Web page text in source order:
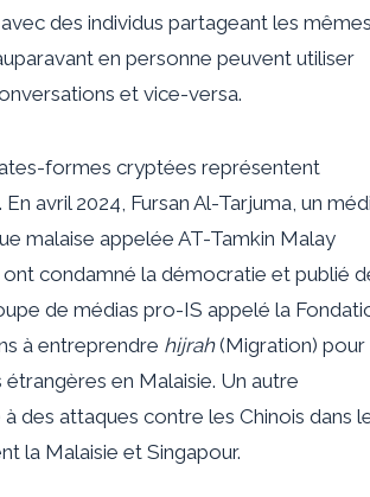
des individus partageant les mêmes
en personne peuvent utiliser
et vice-versa.
formes cryptées représentent
avril 2024, Fursan Al-Tarjuma, un
malaise appelée AT-Tamkin Malay
ont condamné la démocratie et publié
de médias pro-IS appelé la
à entreprendre hijrah(Migration) pour
en Malaisie. Un autre
des attaques contre les Chinois dans
la Malaisie et Singapour.